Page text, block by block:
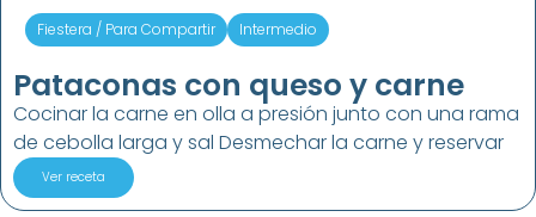
Fiestera / Para Compartir Intermedio
Pataconas con queso y carne
Cocinar la carne en olla a presión junto con una rama
de cebolla larga y sal Desmechar la carne y reservar
Ver receta